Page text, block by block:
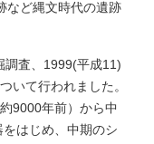
など縄文時代の遺跡
調査、1999(平成11)
いて行われました。
9000年前）から中
はじめ、中期のシ